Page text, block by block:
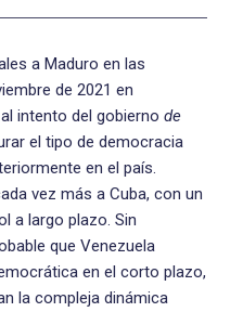
a Maduro en las
de 2021 en
intento del gobierno de
el tipo de democracia
en el país.
vez más a Cuba, con un
a largo plazo. Sin
que Venezuela
en el corto plazo,
la compleja dinámica